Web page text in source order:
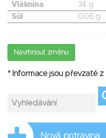
Vláknina
34 g
Sůl
0.06 g
Navrhnout změnu
* Informace jsou převzaté
Nová potravina